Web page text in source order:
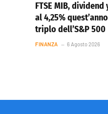
FTSE MIB,
al 4,25%
triplo dell’S&P 500
FINANZA 6 Agosto 2026